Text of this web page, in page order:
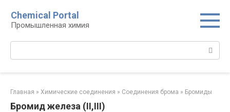
контенту
Chemical Portal
Промышленная химия
Главная » Химические соединения » Соединения брома‎ » Бромиды‎
Бромид железа (II,III)